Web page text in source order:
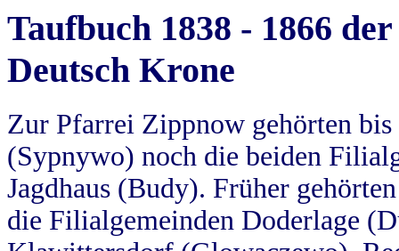
Taufbuch 1838 - 1866
Deutsch Krone
Zur Pfarrei Zippnow gehörten
(Sypnywo) noch die beiden
Jagdhaus (Budy). Früher
die Filialgemeinden Doderlage